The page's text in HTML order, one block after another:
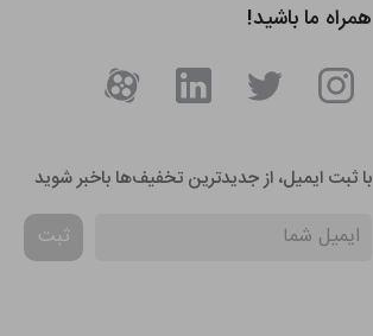
همراه ما باشید!
با ثبت ایمیل، از جدید‌ترین تخفیف‌ها با‌خبر شوید
ثبت